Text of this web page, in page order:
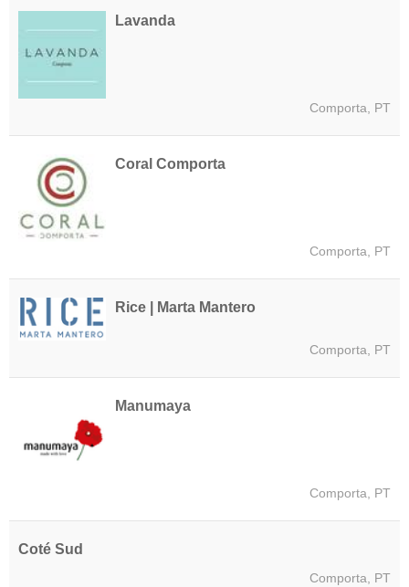
Lavanda
Comporta, PT
Coral Comporta
Comporta, PT
Rice | Marta Mantero
Comporta, PT
Manumaya
Comporta, PT
Coté Sud
Comporta, PT